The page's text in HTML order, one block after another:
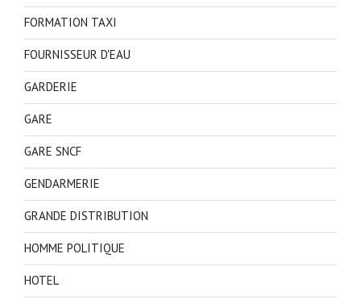
FORMATION TAXI
FOURNISSEUR D'EAU
GARDERIE
GARE
GARE SNCF
GENDARMERIE
GRANDE DISTRIBUTION
HOMME POLITIQUE
HOTEL